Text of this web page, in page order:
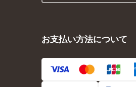
お支払い方法について